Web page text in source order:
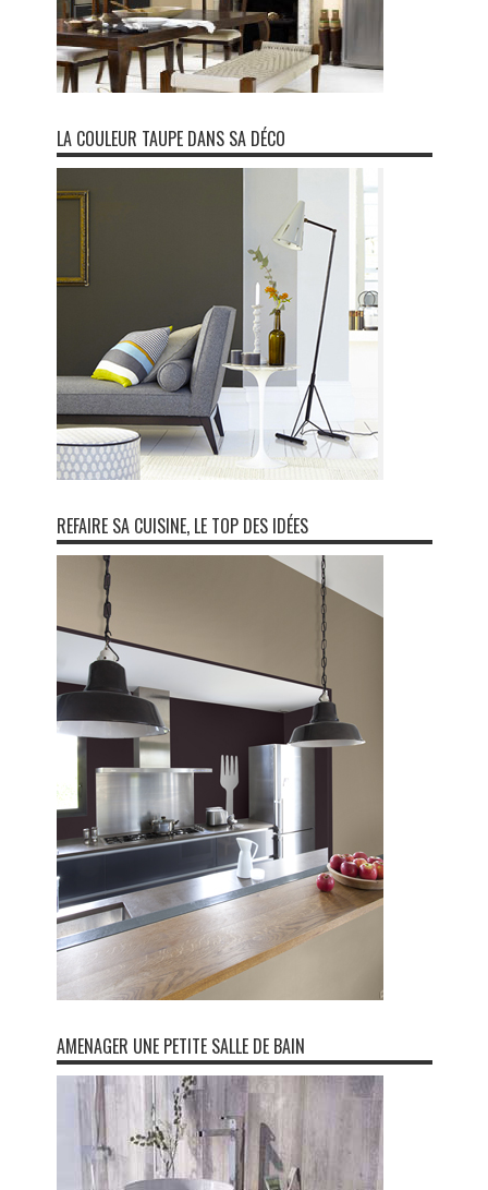
LA COULEUR TAUPE DANS SA DÉCO
REFAIRE SA CUISINE, LE TOP DES IDÉES
AMENAGER UNE PETITE SALLE DE BAIN